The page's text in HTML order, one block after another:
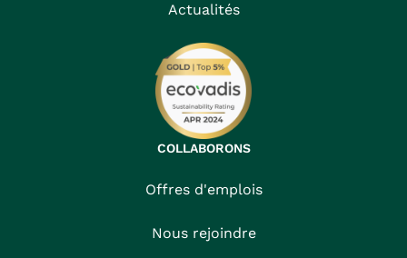
Actualités
COLLABORONS
Offres d'emplois
Nous rejoindre